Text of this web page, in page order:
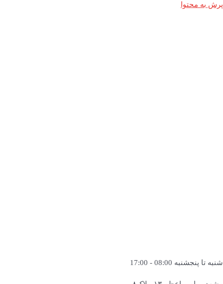
پرش به محتوا
شنبه تا پنجشنبه 08:00 - 17:00